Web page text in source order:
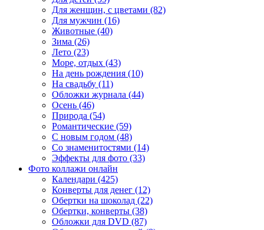
Для женщин, с цветами (82)
Для мужчин (16)
Животные (40)
Зима (26)
Лето (23)
Море, отдых (43)
На день рождения (10)
На свадьбу (11)
Обложки журнала (44)
Осень (46)
Природа (54)
Романтические (59)
С новым годом (48)
Со знаменитостями (14)
Эффекты для фото (33)
Фото коллажи онлайн
Календари (425)
Конверты для денег (12)
Обертки на шоколад (22)
Обертки, конверты (38)
Обложки для DVD (87)